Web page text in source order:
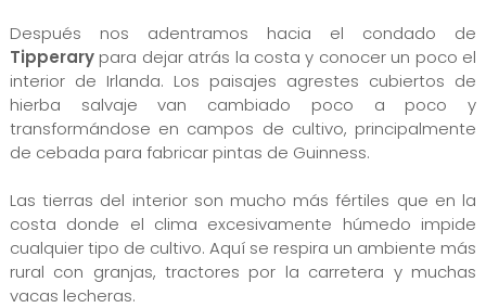
Después nos adentramos hacia el condado de
Tipperary para dejar atrás la costa y conocer un poco el
interior de Irlanda. Los paisajes agrestes cubiertos de
hierba salvaje van cambiado poco a poco y
transformándose en campos de cultivo, principalmente
de cebada para fabricar pintas de Guinness.
Las tierras del interior son mucho más fértiles que en la
costa donde el clima excesivamente húmedo impide
cualquier tipo de cultivo. Aquí se respira un ambiente más
rural con granjas, tractores por la carretera y muchas
vacas lecheras.